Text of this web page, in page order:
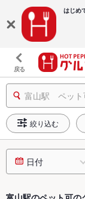
はじめ
戻る
富山駅 ペット
絞り込む
日付